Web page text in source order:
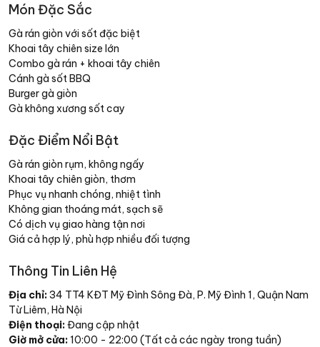
Món Đặc Sắc
Gà rán giòn với sốt đặc biệt
Khoai tây chiên size lớn
Combo gà rán + khoai tây chiên
Cánh gà sốt BBQ
Burger gà giòn
Gà không xương sốt cay
Đặc Điểm Nổi Bật
Gà rán giòn rụm, không ngấy
Khoai tây chiên giòn, thơm
Phục vụ nhanh chóng, nhiệt tình
Không gian thoáng mát, sạch sẽ
Có dịch vụ giao hàng tận nơi
Giá cả hợp lý, phù hợp nhiều đối tượng
Thông Tin Liên Hệ
Địa chỉ:34 TT4 KĐT Mỹ Đình Sông Đà, P. Mỹ Đình 1, Quận Nam
Từ Liêm, Hà Nội
Điện thoại:Đang cập nhật
Giờ mở cửa: 10:00 - 22:00 (Tất cả các ngày trong tuần)